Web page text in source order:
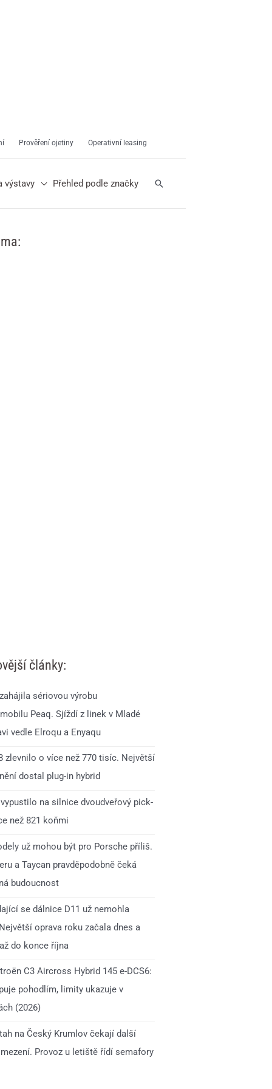
Prověření ojetiny Operativní leasing
výstavy Přehled podle značky Hledat
články:
sériovou výrobu
Peaq. Sjíždí z linek v Mladé
vedle Elroqu a Enyaqu
zlevnilo o více než 770 tisíc. Největší
dostal plug-in hybrid
na silnice dvoudveřový pick-
než 821 koňmi
už mohou být pro Porsche příliš.
a Taycan pravděpodobně čeká
budoucnost
se dálnice D11 už nemohla
oprava roku začala dnes a
do konce října
C3 Aircross Hybrid 145 e-DCS6:
pohodlím, limity ukazuje v
(2026)
na Český Krumlov čekají další
Provoz u letiště řídí semafory